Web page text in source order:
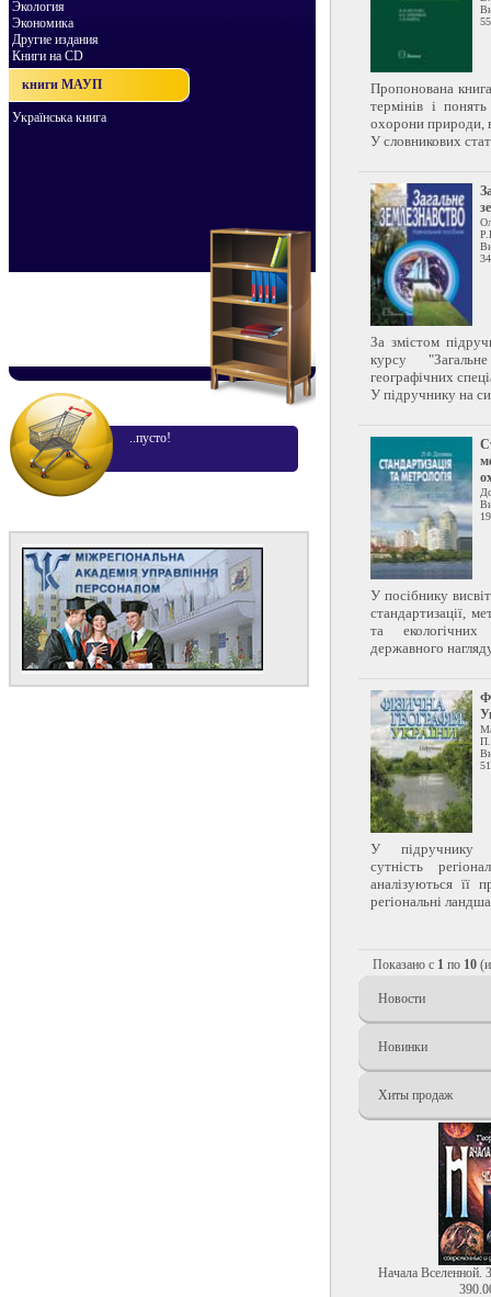
Экология
Экономика
Другие издания
Книги на CD
книги МАУП
Українська книга
..пусто!
Пропонована
термінів і
охорони природи,
У словникових
За змістом
курсу
географічних
У підручнику на
У посібнику
стандартизації,
та екологічних
державного
У підручнику
сутність
аналізуються її
регіональні
Показано с 1 по 10
Новости
Новинки
Хиты продаж
Начала Вселенной.